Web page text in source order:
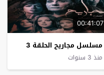
00:41:07
مسلسل مجاريح الحلقة 3
منذ 3 سنوات